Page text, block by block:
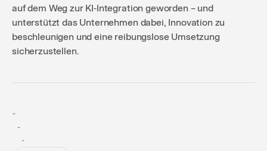
auf dem Weg zur KI‑Integration geworden – und
unterstützt das Unternehmen dabei, Innovation zu
beschleunigen und eine reibungslose Umsetzung
sicherzustellen.
-
-
-